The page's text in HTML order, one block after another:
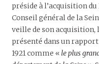
préside à l’acquisition
Conseil général de la
veille de son acquisition,
présenté dans un
1921 comme « le plus